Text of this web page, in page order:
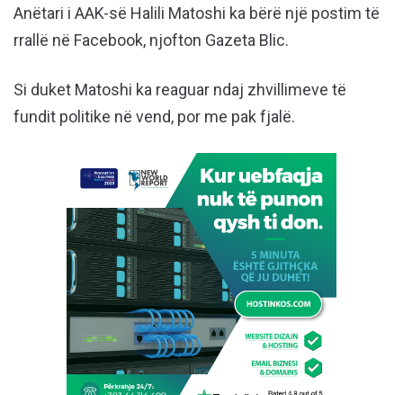
Anëtari i AAK-së Halili Matoshi ka bërë një postim të
rrallë në Facebook, njofton Gazeta Blic.
Si duket Matoshi ka reaguar ndaj zhvillimeve të
fundit politike në vend, por me pak fjalë.